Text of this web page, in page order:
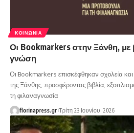
ΚΟΙΝΩΝΊΑ
Οι Bookmarkers στην Ξάνθη, με
γνώση
Οι Bookmarkers επισκέφθηκαν σχολεία και
της Ξάνθης, προσφέροντας βιβλία,
τη φιλαναγνωσία
florinapress.gr Τρίτη 23 Ιουνίου, 2026